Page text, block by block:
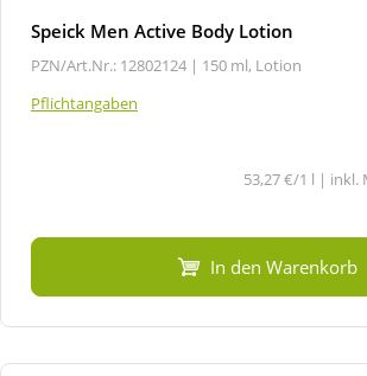
Speick Men Active Body Lotion
PZN/Art.Nr.: 12802124 | 150 ml, Lotion
Pflichtangaben
53,27 €/1 l | inkl.
In den Warenkorb